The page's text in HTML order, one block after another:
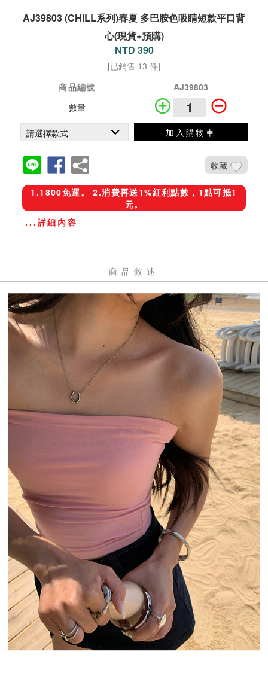
AJ39803 (CHILL系列)春夏 多巴胺色吸睛短款平口背
心(現貨+預購)
NTD 390
[已銷售 13 件]
商品編號
AJ39803
數量
加入購物車
收藏
1.1800免運。 2.消費再送1%紅利點數，1點可抵1
元。
...詳細內容
商品敘述